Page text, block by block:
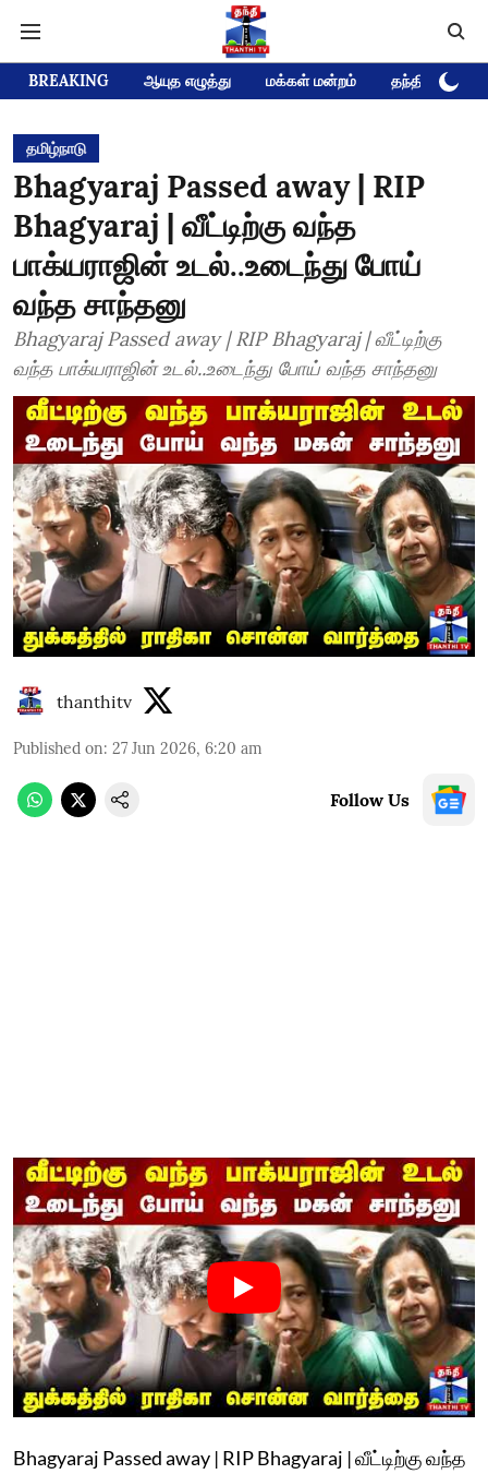
BREAKING ஆயுத எழுத்து மக்கள் மன்றம் தந்தி டிவி
தமிழ்நாடு
Bhagyaraj Passed away | RIP
Bhagyaraj | வீட்டிற்கு வந்த
பாக்யராஜின் உடல்..உடைந்து போய்
வந்த சாந்தனு
Bhagyaraj Passed away | RIP Bhagyaraj | வீட்டிற்கு
வந்த பாக்யராஜின் உடல்..உடைந்து போய் வந்த சாந்தனு
thanthitv
Published on: 27 Jun 2026, 6:20 am
Follow Us
Bhagyaraj Passed away | RIP Bhagyaraj | வீட்டிற்கு வந்த